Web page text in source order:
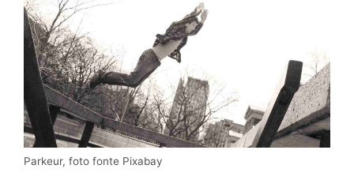
Parkeur, foto fonte Pixabay